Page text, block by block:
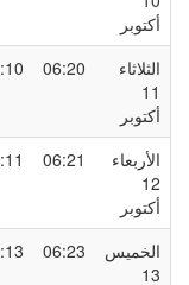
06:20
08:10
06:21
08:11
06:23
08:13